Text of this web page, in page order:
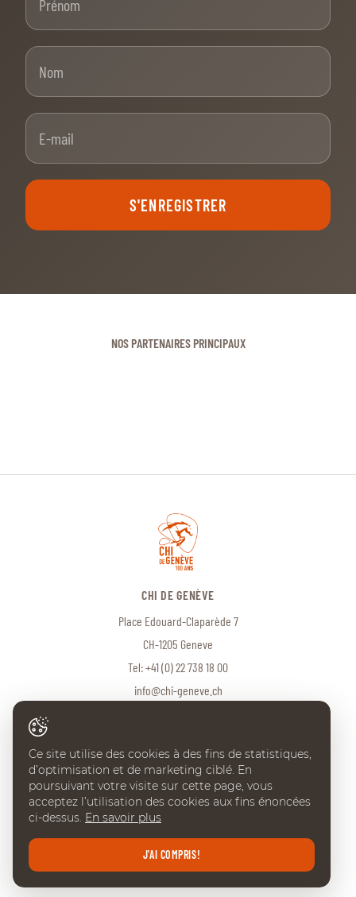
S'ENREGISTRER
NOS PARTENAIRES PRINCIPAUX
CHI DE GENÈVE
Place Edouard-Claparède 7
CH-1205 Geneve
Tel:+41 (0) 22 738 18 00
info@chi-geneve.ch
© 2026 CHI de Genève. Tous droits réservés
Created with♥byArtionet· Generated with IceCube2.Net
Ce site utilise des cookies à des fins de statistiques,
d’optimisation et de marketing ciblé. En
poursuivant votre visite sur cette page, vous
acceptez l’utilisation des cookies aux fins énoncées
ci-dessus. En savoir plus
J'AI COMPRIS!